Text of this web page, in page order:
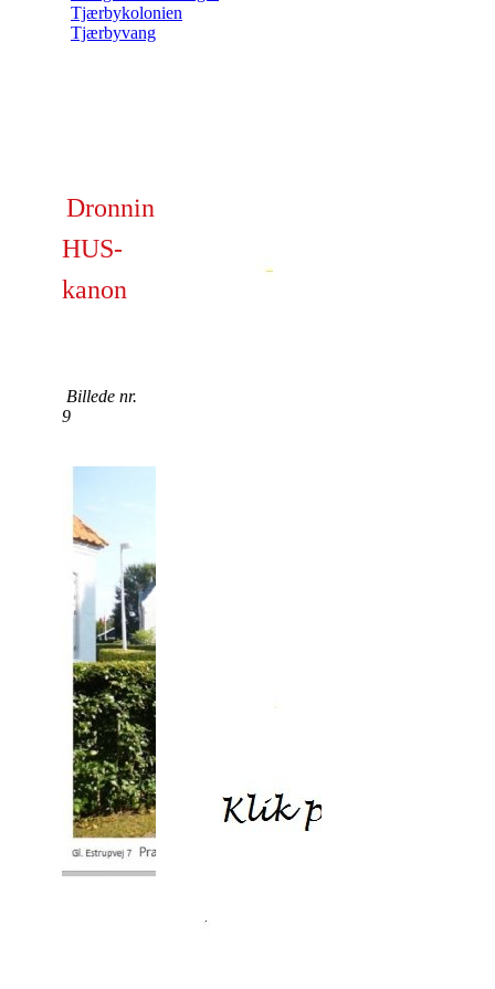
Tjærbykolonien
Tjærbyvang
Dronningborg
HUS-
kanon
Billede nr.
9